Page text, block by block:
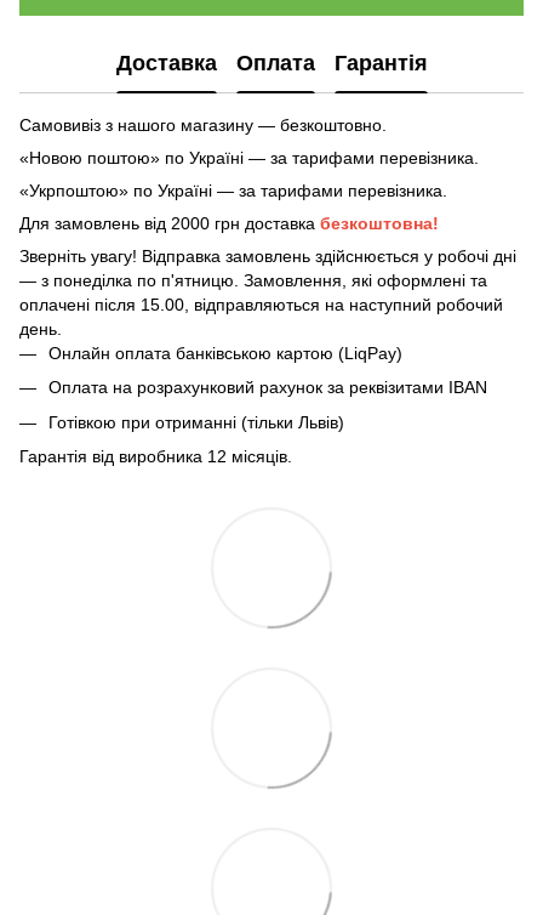
Доставка Оплата Гарантія
Самовивіз з нашого магазину — безкоштовно.
«Новою поштою» по Україні — за тарифами перевізника.
«Укрпоштою» по Україні — за тарифами перевізника.
Для замовлень від 2000 грн доставка безкоштовна!
Зверніть увагу! Відправка замовлень здійснюється у робочі дні
— з понеділка по п'ятницю. Замовлення, які оформлені та
оплачені після 15.00, відправляються на наступний робочий
день.
Онлайн оплата банківською картою (LiqPay)
Оплата на розрахунковий рахунок за реквізитами IBAN
Готівкою при отриманні (тільки Львів)
Гарантія від виробника 12 місяців.